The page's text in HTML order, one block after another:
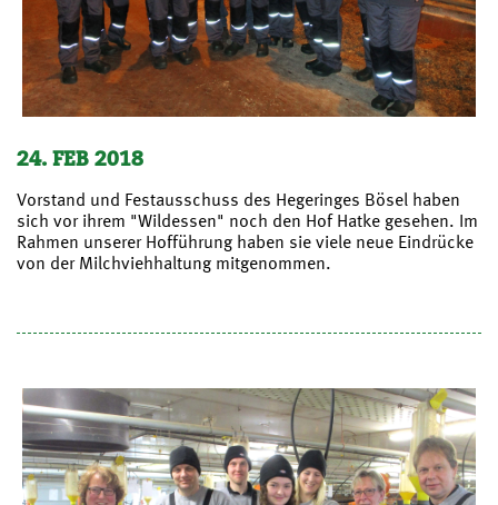
24. FEB 2018
Vorstand und Festausschuss des Hegeringes Bösel haben
sich vor ihrem "Wildessen" noch den Hof Hatke gesehen. Im
Rahmen unserer Hofführung haben sie viele neue Eindrücke
von der Milchviehhaltung mitgenommen.